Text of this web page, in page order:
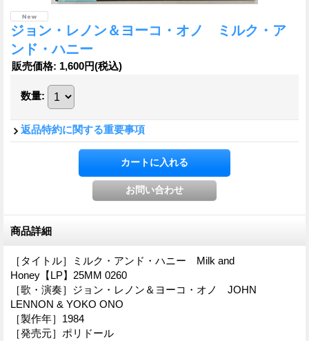
ジョン・レノン＆ヨーコ・オノ ミルク・ア
ンド・ハニー
販売価格: 1,600円(税込)
数量:
返品特約に関する重要事項
商品詳細
［タイトル］ミルク・アンド・ハニー Milk and
Honey【LP】25MM 0260
［歌・演奏］ジョン・レノン＆ヨーコ・オノ JOHN
LENNON & YOKO ONO
［製作年］1984
［発売元］ポリドール